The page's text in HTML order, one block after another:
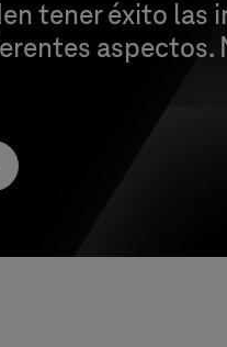
tener éxito
aspectos.